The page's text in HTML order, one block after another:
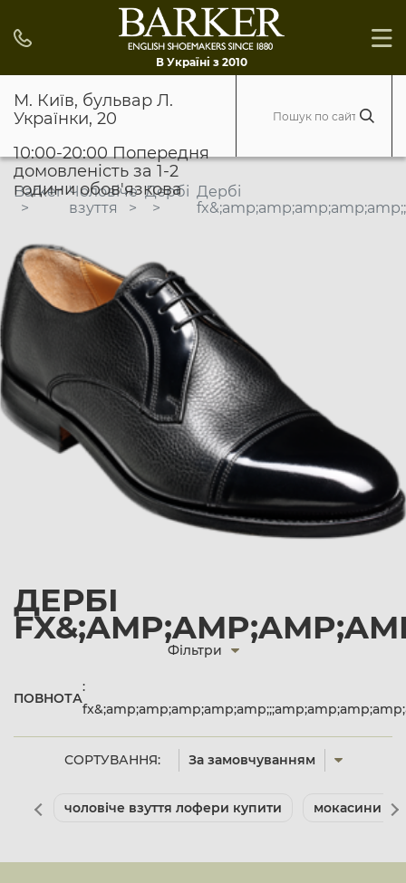
В Україні з 2010
М. Київ, бульвар Л.
Українки, 20
10:00-20:00 Попередня
домовленість за 1-2
години обов'язкова
Barker Чоловіче
взуття
Дербі Дербі
ДЕРБІ
СОРТУВАННЯ: За замовчуванням
Фільтри
ПОВНОТА
:
чоловіче взуття лофери купити мокасини